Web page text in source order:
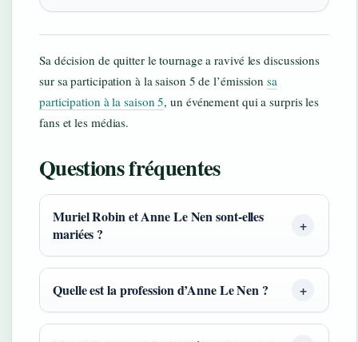
Sa décision de quitter le tournage a ravivé les discussions
sur sa participation à la saison 5 de l’émissionsa
participation à la saison 5, un événement qui a surpris les
fans et les médias.
Questions fréquentes
Muriel Robin et Anne Le Nen sont-elles
mariées ?
Quelle est la profession d’Anne Le Nen ?